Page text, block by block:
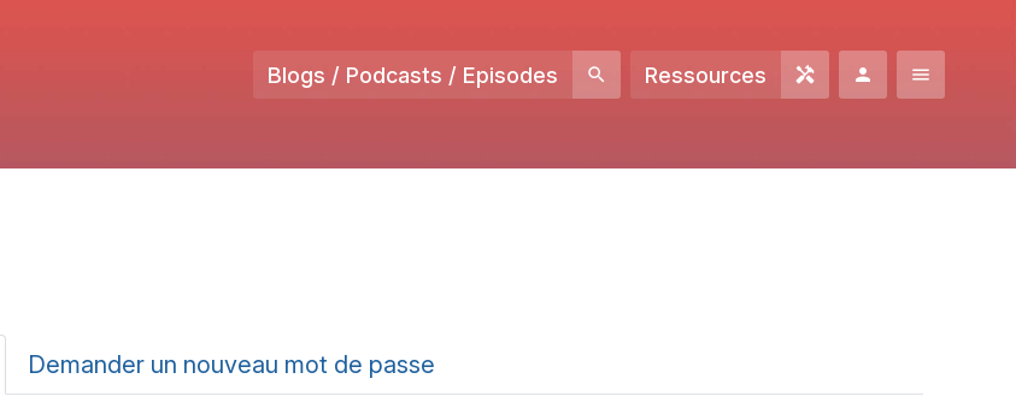
Blogs / Podcasts / Episodes Ressources
(onglet
actif)
Demander un nouveau mot de passe